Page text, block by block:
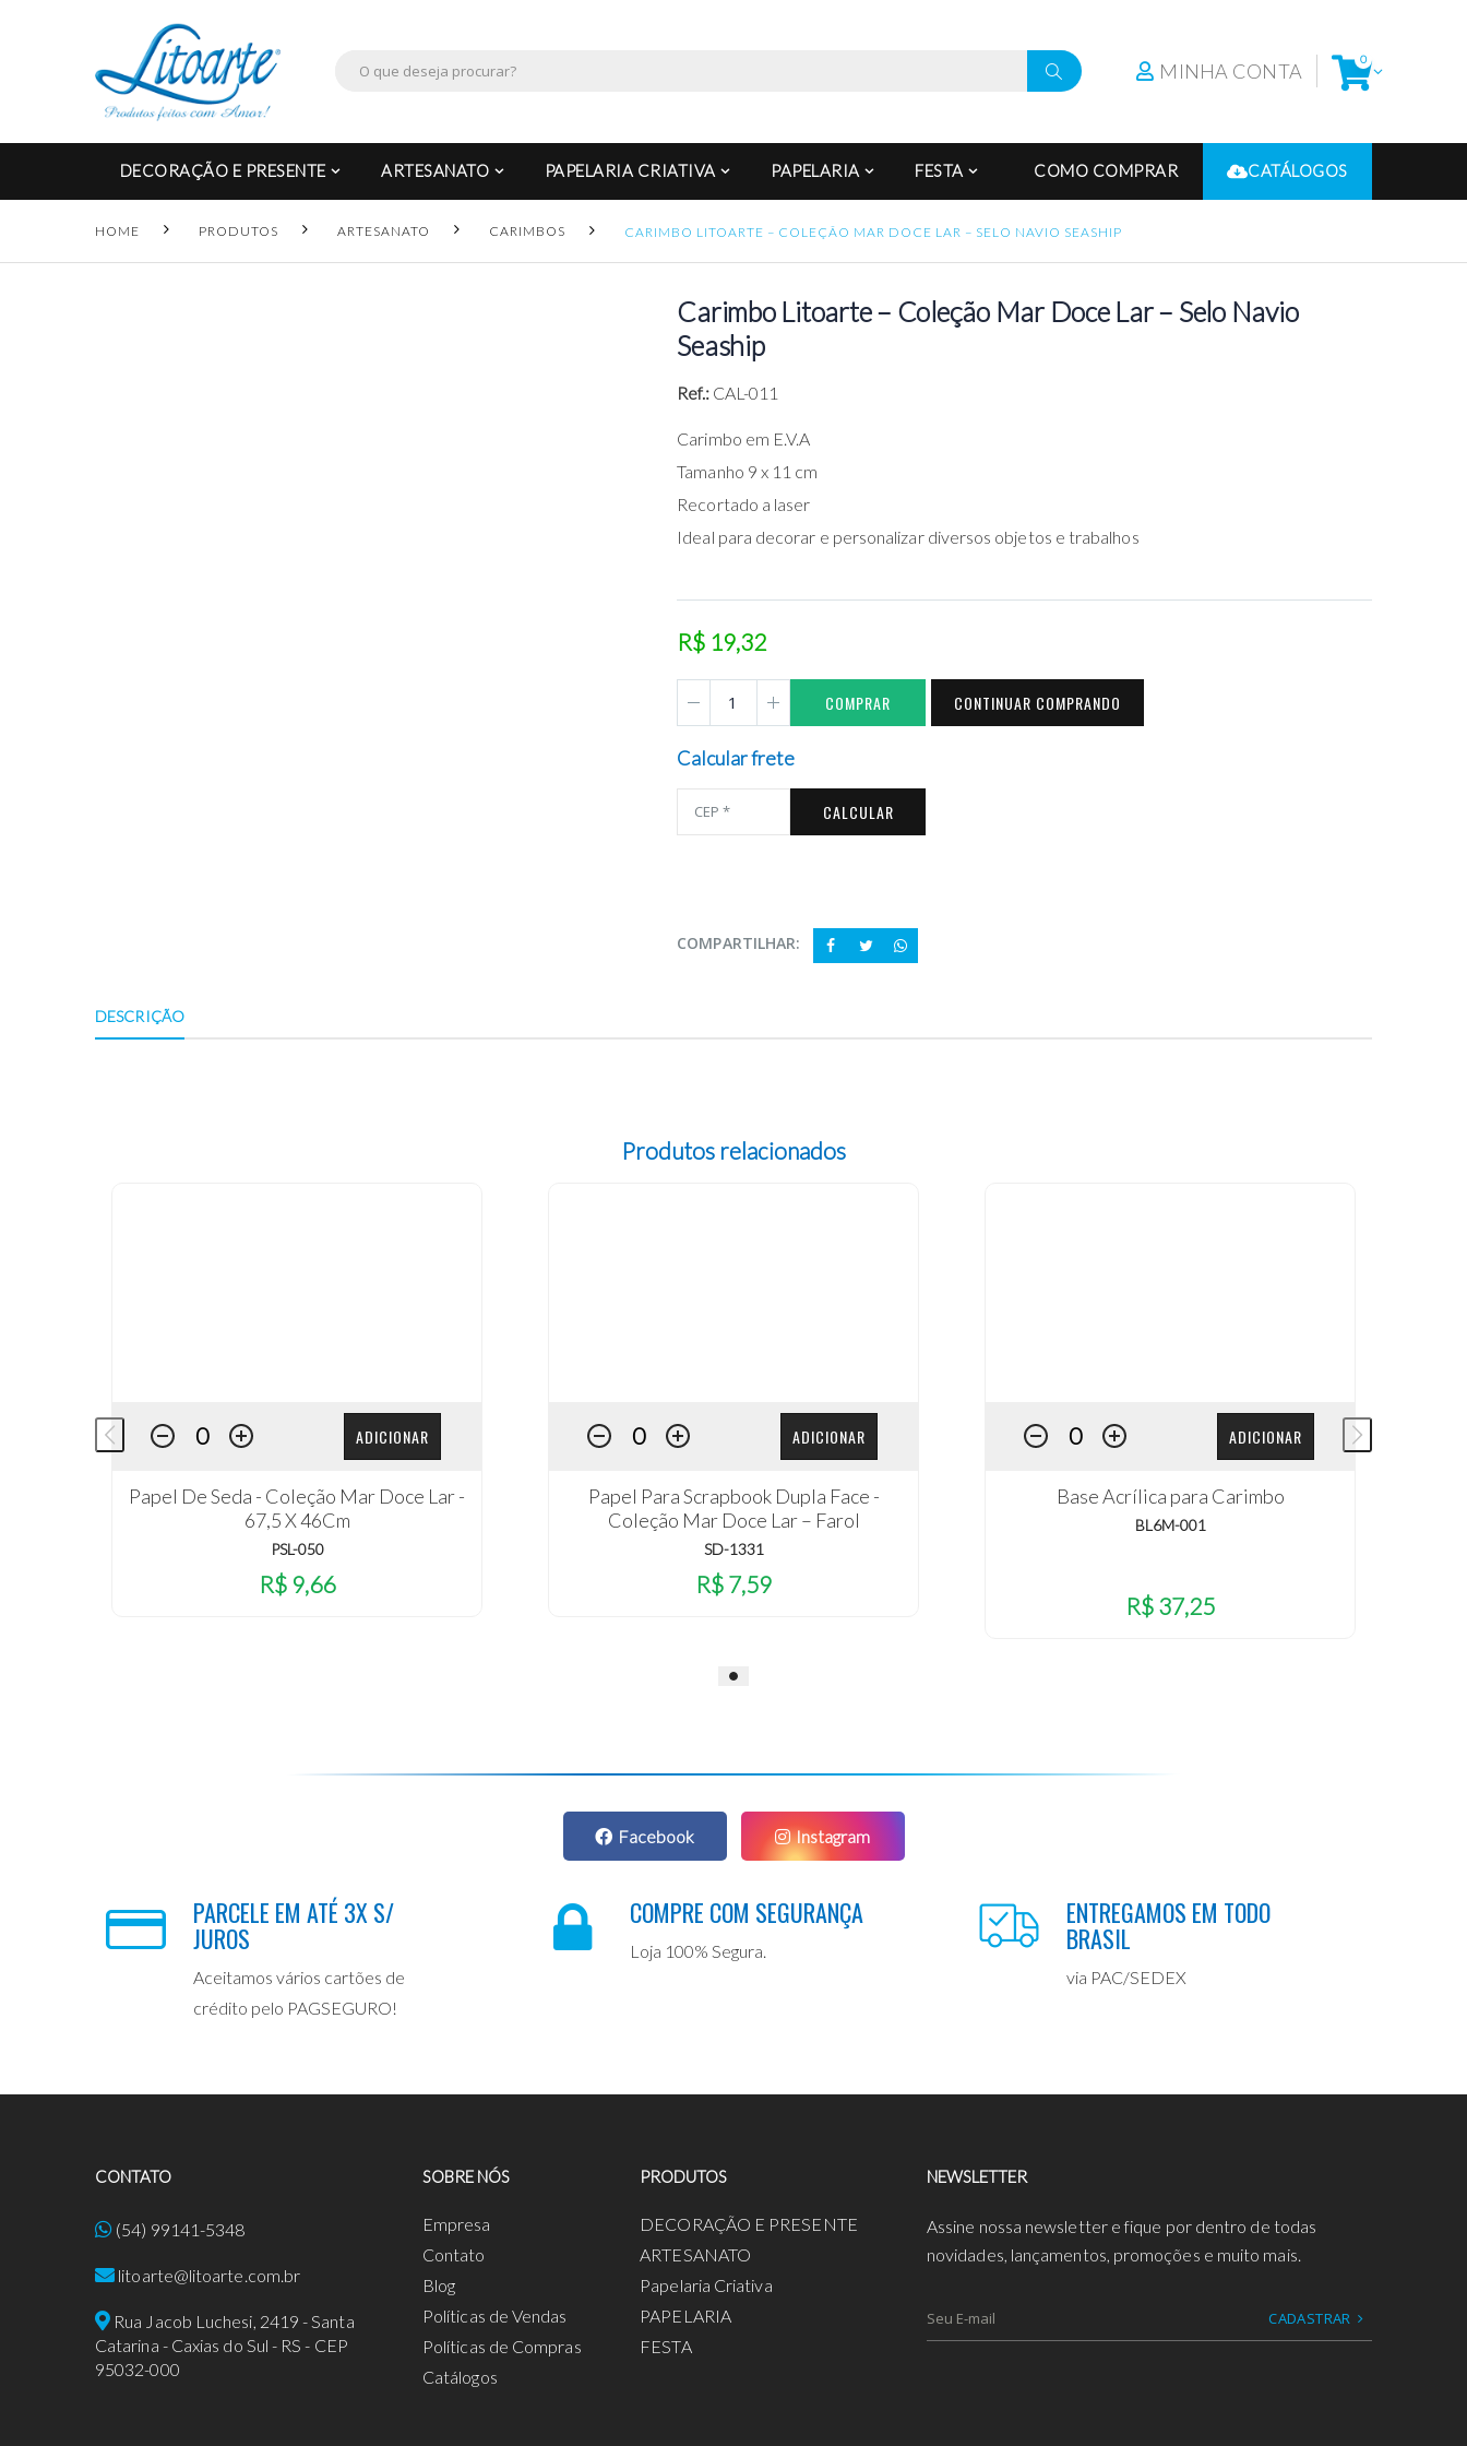
MINHA CONTA 0
DECORAÇÃO E PRESENTE ARTESANATO PAPELARIA CRIATIVA PAPELARIA FESTA COMO COMPRAR CATÁLOGOS
HOME PRODUTOS ARTESANATO CARIMBOS CARIMBO LITOARTE – COLEÇÃO MAR DOCE LAR – SELO NAVIO SEASHIP
Carimbo Litoarte – Coleção Mar Doce Lar – Selo Navio
Seaship
Ref.: CAL-011
Carimbo em E.V.A
Tamanho 9 x 11 cm
Recortado a laser
Ideal para decorar e personalizar diversos objetos e trabalhos
R$ 19,32
COMPRAR CONTINUAR COMPRANDO
Calcular frete
CALCULAR
COMPARTILHAR:
DESCRIÇÃO
Produtos relacionados
ADICIONAR
Papel De Seda - Coleção Mar Doce Lar -
67,5 X 46Cm
PSL-050
R$ 9,66
ADICIONAR
Papel Para Scrapbook Dupla Face -
Coleção Mar Doce Lar – Farol
SD-1331
R$ 7,59
ADICIONAR
Base Acrílica para Carimbo
BL6M-001
R$ 37,25
Facebook Instagram
PARCELE EM ATÉ 3X S/
JUROS
Aceitamos vários cartões de
crédito pelo PAGSEGURO!
COMPRE COM SEGURANÇA
Loja 100% Segura.
ENTREGAMOS EM TODO
BRASIL
via PAC/SEDEX
CONTATO
(54) 99141-5348
litoarte@litoarte.com.br
Rua Jacob Luchesi, 2419 - Santa
Catarina - Caxias do Sul - RS - CEP
95032-000
SOBRE NÓS
Empresa
Contato
Blog
Políticas de Vendas
Políticas de Compras
Catálogos
PRODUTOS
DECORAÇÃO E PRESENTE
ARTESANATO
Papelaria Criativa
PAPELARIA
FESTA
NEWSLETTER
Assine nossa newsletter e fique por dentro de todas
novidades, lançamentos, promoções e muito mais.
CADASTRAR